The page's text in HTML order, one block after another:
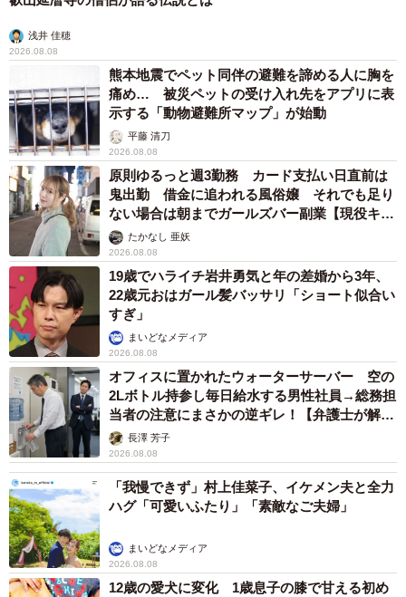
浅井 佳穂
2026.08.08
熊本地震でペット同伴の避難を諦める人に胸を
痛め… 被災ペットの受け入れ先をアプリに表
示する「動物避難所マップ」が始動
平藤 清刀
2026.08.08
原則ゆるっと週3勤務 カード支払い日直前は
鬼出勤 借金に追われる風俗嬢 それでも足り
ない場合は朝までガールズバー副業【現役キャ
ストに取材】
たかなし 亜妖
2026.08.08
19歳でハライチ岩井勇気と年の差婚から3年、
22歳元おはガール髪バッサリ「ショート似合い
すぎ」
まいどなメディア
2026.08.08
オフィスに置かれたウォーターサーバー 空の
2Lボトル持参し毎日給水する男性社員→総務担
当者の注意にまさかの逆ギレ！【弁護士が解
説】長澤 芳子
2026.08.08
「我慢できず」村上佳菜子、イケメン夫と全力
ハグ「可愛いふたり」「素敵なご夫婦」
まいどなメディア
2026.08.08
12歳の愛犬に変化 1歳息子の膝で甘える初め